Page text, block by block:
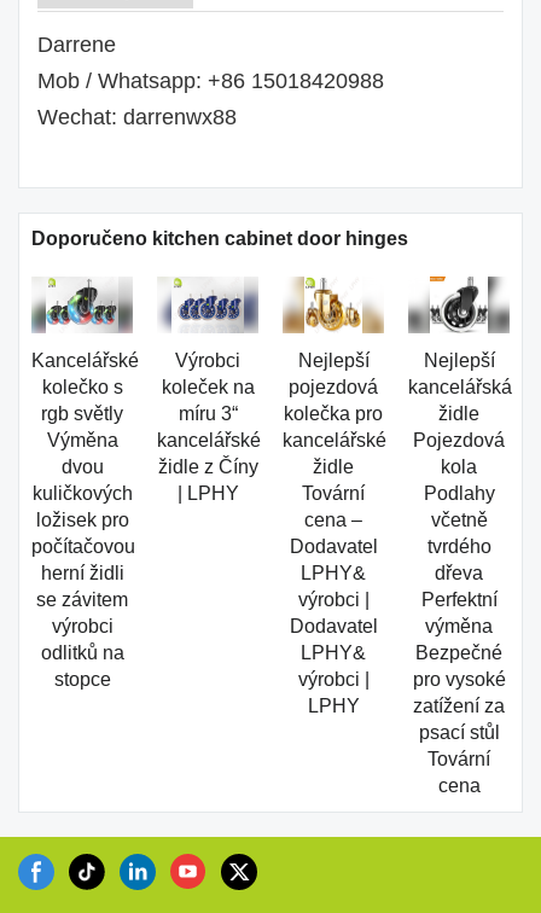
Darrene
Mob / Whatsapp: +86 15018420988
Wechat: darrenwx88
Doporučeno kitchen cabinet door hinges
Kancelářské
kolečko s
rgb světly
Výměna
dvou
kuličkových
ložisek pro
počítačovou
herní židli
se závitem
výrobci
odlitků na
stopce
Výrobci
koleček na
míru 3“
kancelářské
židle z Číny
| LPHY
Nejlepší
pojezdová
kolečka pro
kancelářské
židle
Tovární
cena –
Dodavatel
LPHY&
výrobci |
Dodavatel
LPHY&
výrobci |
LPHY
Nejlepší
kancelářská
židle
Pojezdová
kola
Podlahy
včetně
tvrdého
dřeva
Perfektní
výměna
Bezpečné
pro vysoké
zatížení za
psací stůl
Tovární
cena